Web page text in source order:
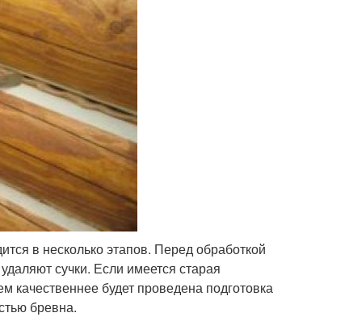
в несколько этапов. Перед обработкой
сучки. Если имеется старая
качественнее будет проведена подготовка
бревна.